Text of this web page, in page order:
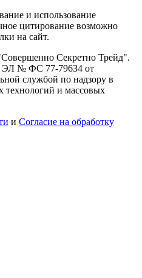
и использование
цитирование возможно
на сайт.
Секретно Трейд".
ЭЛ № ФС 77-79634 от
службой по надзору в
технологий и массовых
и Согласие на обработку